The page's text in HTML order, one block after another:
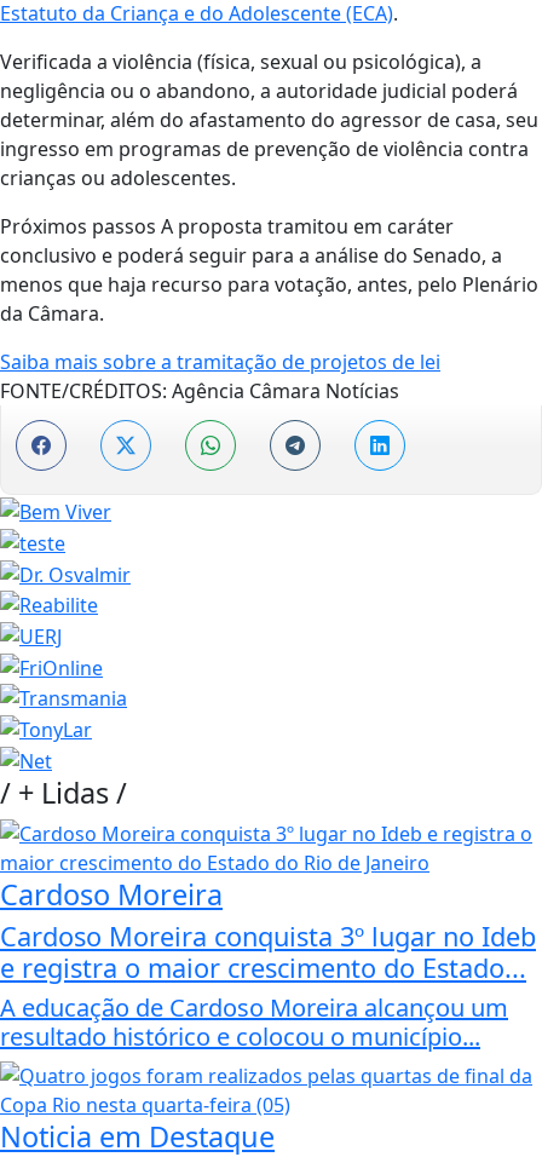
Estatuto da Criança e do Adolescente (ECA).
Verificada a violência (física, sexual ou psicológica), a
negligência ou o abandono, a autoridade judicial poderá
determinar, além do afastamento do agressor de casa, seu
ingresso em programas de prevenção de violência contra
crianças ou adolescentes.
Próximos passos A proposta tramitou em caráter
conclusivo e poderá seguir para a análise do Senado, a
menos que haja recurso para votação, antes, pelo Plenário
da Câmara.
Saiba mais sobre a tramitação de projetos de lei
FONTE/CRÉDITOS: Agência Câmara Notícias
/ + Lidas/
Cardoso Moreira
Cardoso Moreira conquista 3º lugar no Ideb
e registra o maior crescimento do Estado...
A educação de Cardoso Moreira alcançou um
resultado histórico e colocou o município...
Noticia em Destaque